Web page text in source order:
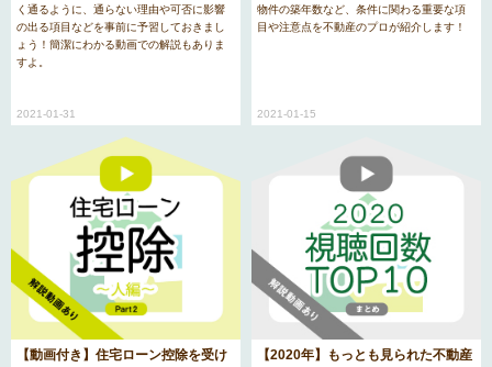
く通るように、通らない理由や可否に影響
の出る項目などを事前に予習しておきまし
ょう！簡潔にわかる動画での解説もありま
すよ。
2021-01-31
物件の築年数など、条件に関わる重要な項
目や注意点を不動産のプロが紹介します！
2021-01-15
【動画付き】住宅ローン控除を受け
【2020年】もっとも見られた不動産